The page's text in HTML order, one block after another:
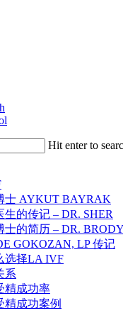
Hit enter to
士 AYKUT BAYRAK
生的传记 – DR. SHER
士的简历 – DR. BRODY
GOKOZAN, LP 传记
选择LA IVF
系
精成功率
精成功案例